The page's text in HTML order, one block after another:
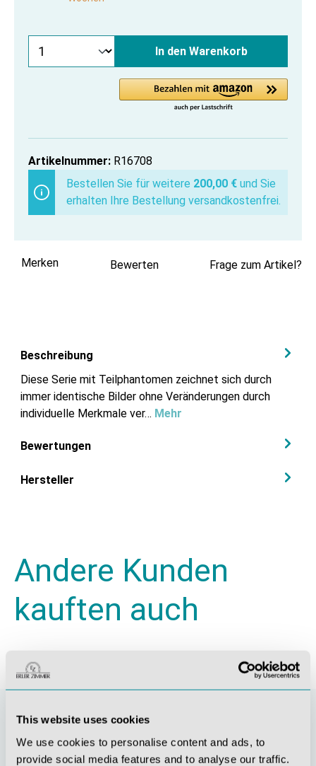
This website uses cookies
We use cookies to personalise content and ads, to
provide social media features and to analyse our traffic.
In den Warenkorb
Artikelnummer: R16708
Bestellen Sie für weitere 200,00 € und Sie
erhalten Ihre Bestellung versandkostenfrei.
Merken Bewerten Frage zum Artikel?
Beschreibung
Diese Serie mit Teilphantomen zeichnet sich durch
immer identische Bilder ohne Veränderungen durch
individuelle Merkmale ver… Mehr
Bewertungen
Hersteller
Andere Kunden
kauften auch